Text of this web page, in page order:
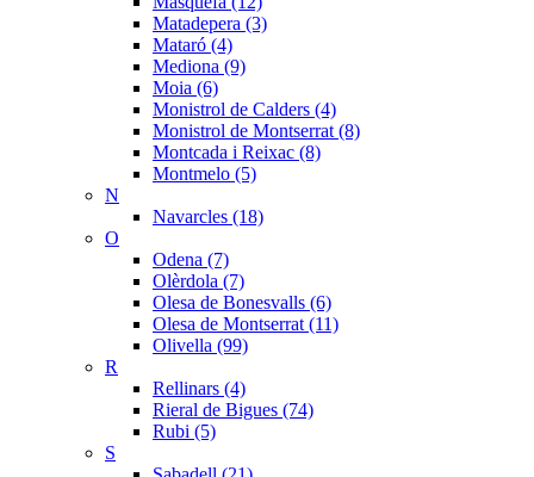
Matadepera (3)
Mataró (4)
Mediona (9)
Moia (6)
Monistrol de Calders (4)
Monistrol de Montserrat (8)
Montcada i Reixac (8)
Montmelo (5)
N
Navarcles (18)
O
Odena (7)
Olèrdola (7)
Olesa de Bonesvalls (6)
Olesa de Montserrat (11)
Olivella (99)
R
Rellinars (4)
Rieral de Bigues (74)
Rubi (5)
S